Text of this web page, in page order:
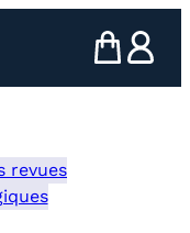
l’association
mon panier
ma
revues